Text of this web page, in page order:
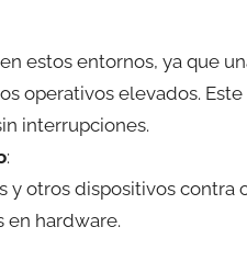
estos entornos, ya que
operativos elevados.
interrupciones.
:
y otros dispositivos
en hardware.